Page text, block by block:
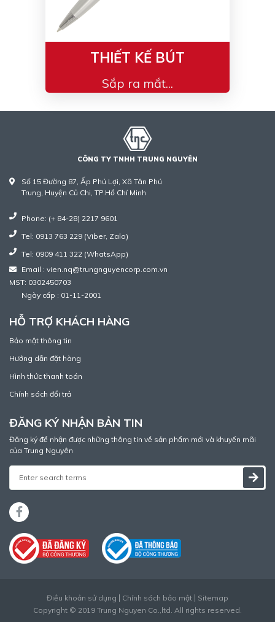
THIẾT KẾ BÚT
Sắp ra mắt...
CÔNG TY TNHH TRUNG NGUYÊN
Số 15 Đường 87, Ấp Phú Lợi, Xã Tân Phú
Trung, Huyện Củ Chi, TP.Hồ Chí Minh
Phone: (+ 84-28) 2217 9601
Tel: 0913 763 229 (Viber, Zalo)
Tel: 0909 411 322 (WhatsApp)
Email : vien.nq@trungnguyencorp.com.vn
MST: 0302450703
Ngày cấp : 01-11-2001
HỖ TRỢ KHÁCH HÀNG
Bảo mật thông tin
Hướng dẫn đặt hàng
Hình thức thanh toán
Chính sách đổi trả
ĐĂNG KÝ NHẬN BẢN TIN
Đăng ký để nhận được những thông tin về sản phẩm mới và khuyến mãi
của Trung Nguyên
Điều khoản sử dụng Chính sách bảo mật
Sitemap
Copyright © 2019 Trung Nguyen Co.,ltd. All rights reserved.